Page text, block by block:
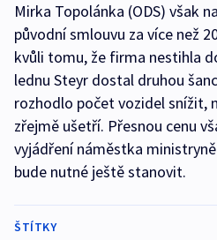
Mirka Topolánka (ODS) však
původní smlouvu za více než
kvůli tomu, že firma nestihla
lednu Steyr dostal druhou
rozhodlo počet vozidel snížit,
zřejmě ušetří. Přesnou cenu
vyjádření náměstka
bude nutné ještě stanovit.
ŠTÍTKY